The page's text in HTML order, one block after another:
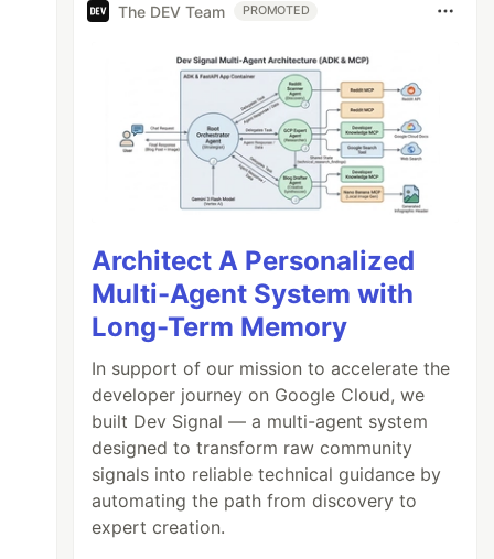
The DEV Team PROMOTED
Architect A Personalized
Multi-Agent System with
Long-Term Memory
In support of our mission to accelerate the
developer journey on Google Cloud, we
built Dev Signal — a multi-agent system
designed to transform raw community
signals into reliable technical guidance by
automating the path from discovery to
expert creation.